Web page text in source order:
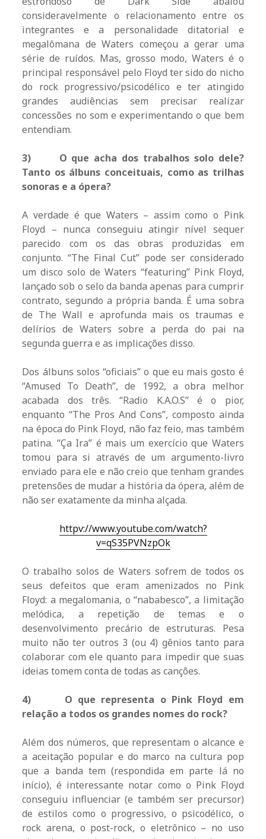
consideravelmente o relacionamento entre os
integrantes e a personalidade ditatorial e
megalômana de Waters começou a gerar uma
série de ruídos. Mas, grosso modo, Waters é o
principal responsável pelo Floyd ter sido do nicho
do rock progressivo/psicodélico e ter atingido
grandes audiências sem precisar realizar
concessões no som e experimentando o que bem
entendiam.
3) O que acha dos trabalhos solo dele?
Tanto os álbuns conceituais, como as trilhas
sonoras e a ópera?
A verdade é que Waters – assim como o Pink
Floyd – nunca conseguiu atingir nível sequer
parecido com os das obras produzidas em
conjunto. “The Final Cut” pode ser considerado
um disco solo de Waters “featuring” Pink Floyd,
lançado sob o selo da banda apenas para cumprir
contrato, segundo a própria banda. É uma sobra
de The Wall e aprofunda mais os traumas e
delírios de Waters sobre a perda do pai na
segunda guerra e as implicações disso.
Dos álbuns solos “oficiais” o que eu mais gosto é
“Amused To Death”, de 1992, a obra melhor
acabada dos três. “Radio K.A.O.S” é o pior,
enquanto “The Pros And Cons”, composto ainda
na época do Pink Floyd, não faz feio, mas também
patina. “Ça Ira” é mais um exercício que Waters
tomou para si através de um argumento-livro
enviado para ele e não creio que tenham grandes
pretensões de mudar a história da ópera, além de
não ser exatamente da minha alçada.
httpv://www.youtube.com/watch?
v=qS35PVNzpOk
O trabalho solos de Waters sofrem de todos os
seus defeitos que eram amenizados no Pink
Floyd: a megalomania, o “nababesco”, a limitação
melódica, a repetição de temas e o
desenvolvimento precário de estruturas. Pesa
muito não ter outros 3 (ou 4) gênios tanto para
colaborar com ele quanto para impedir que suas
ideias tomem conta de todas as canções.
4) O que representa o Pink Floyd em
relação a todos os grandes nomes do rock?
Além dos números, que representam o alcance e
a aceitação popular e do marco na cultura pop
que a banda tem (respondida em parte lá no
início), é interessante notar como o Pink Floyd
conseguiu influenciar (e também ser precursor)
de estilos como o progressivo, o psicodélico, o
rock arena, o post-rock, o eletrônico – no uso